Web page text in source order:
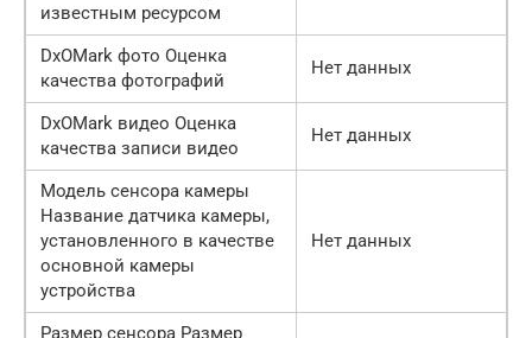
известным ресурсом
DxOMark фото Оценка
качества фотографий
Нет данных
DxOMark видео Оценка
качества записи видео
Нет данных
Модель сенсора камеры
Название датчика камеры,
установленного в качестве
основной камеры
устройства
Нет данных
Размер сенсора Размер